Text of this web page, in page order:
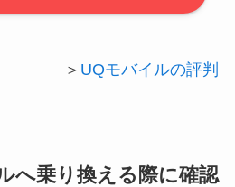
＞ UQモバイルの評判
へ乗り換える際に確認